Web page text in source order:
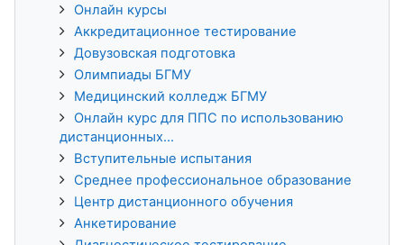
Онлайн курсы
Аккредитационное тестирование
Довузовская подготовка
Олимпиады БГМУ
Медицинский колледж БГМУ
Онлайн курс для ППС по использованию
дистанционных...
Вступительные испытания
Среднее профессиональное образование
Центр дистанционного обучения
Анкетирование